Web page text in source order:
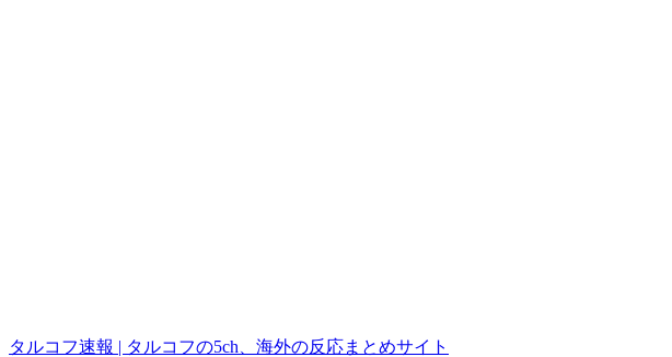
タルコフ速報 | タルコフの5ch、海外の反応まとめサイト